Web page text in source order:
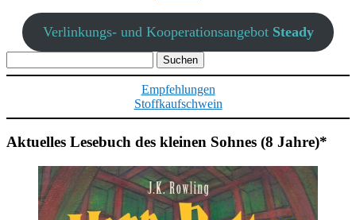
Verlinkungs- und Kooperationsangebot Steady
nach:
Empfehlungen
Stoffkaufschwein
Aktuelles Lesebuch des kleinen Sohnes (8 Jahre)*